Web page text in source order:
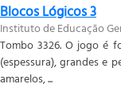
Blocos Lógicos 3
Instituto de Educação
Tombo 3326. O jogo é
(espessura), grandes e
amarelos, ...